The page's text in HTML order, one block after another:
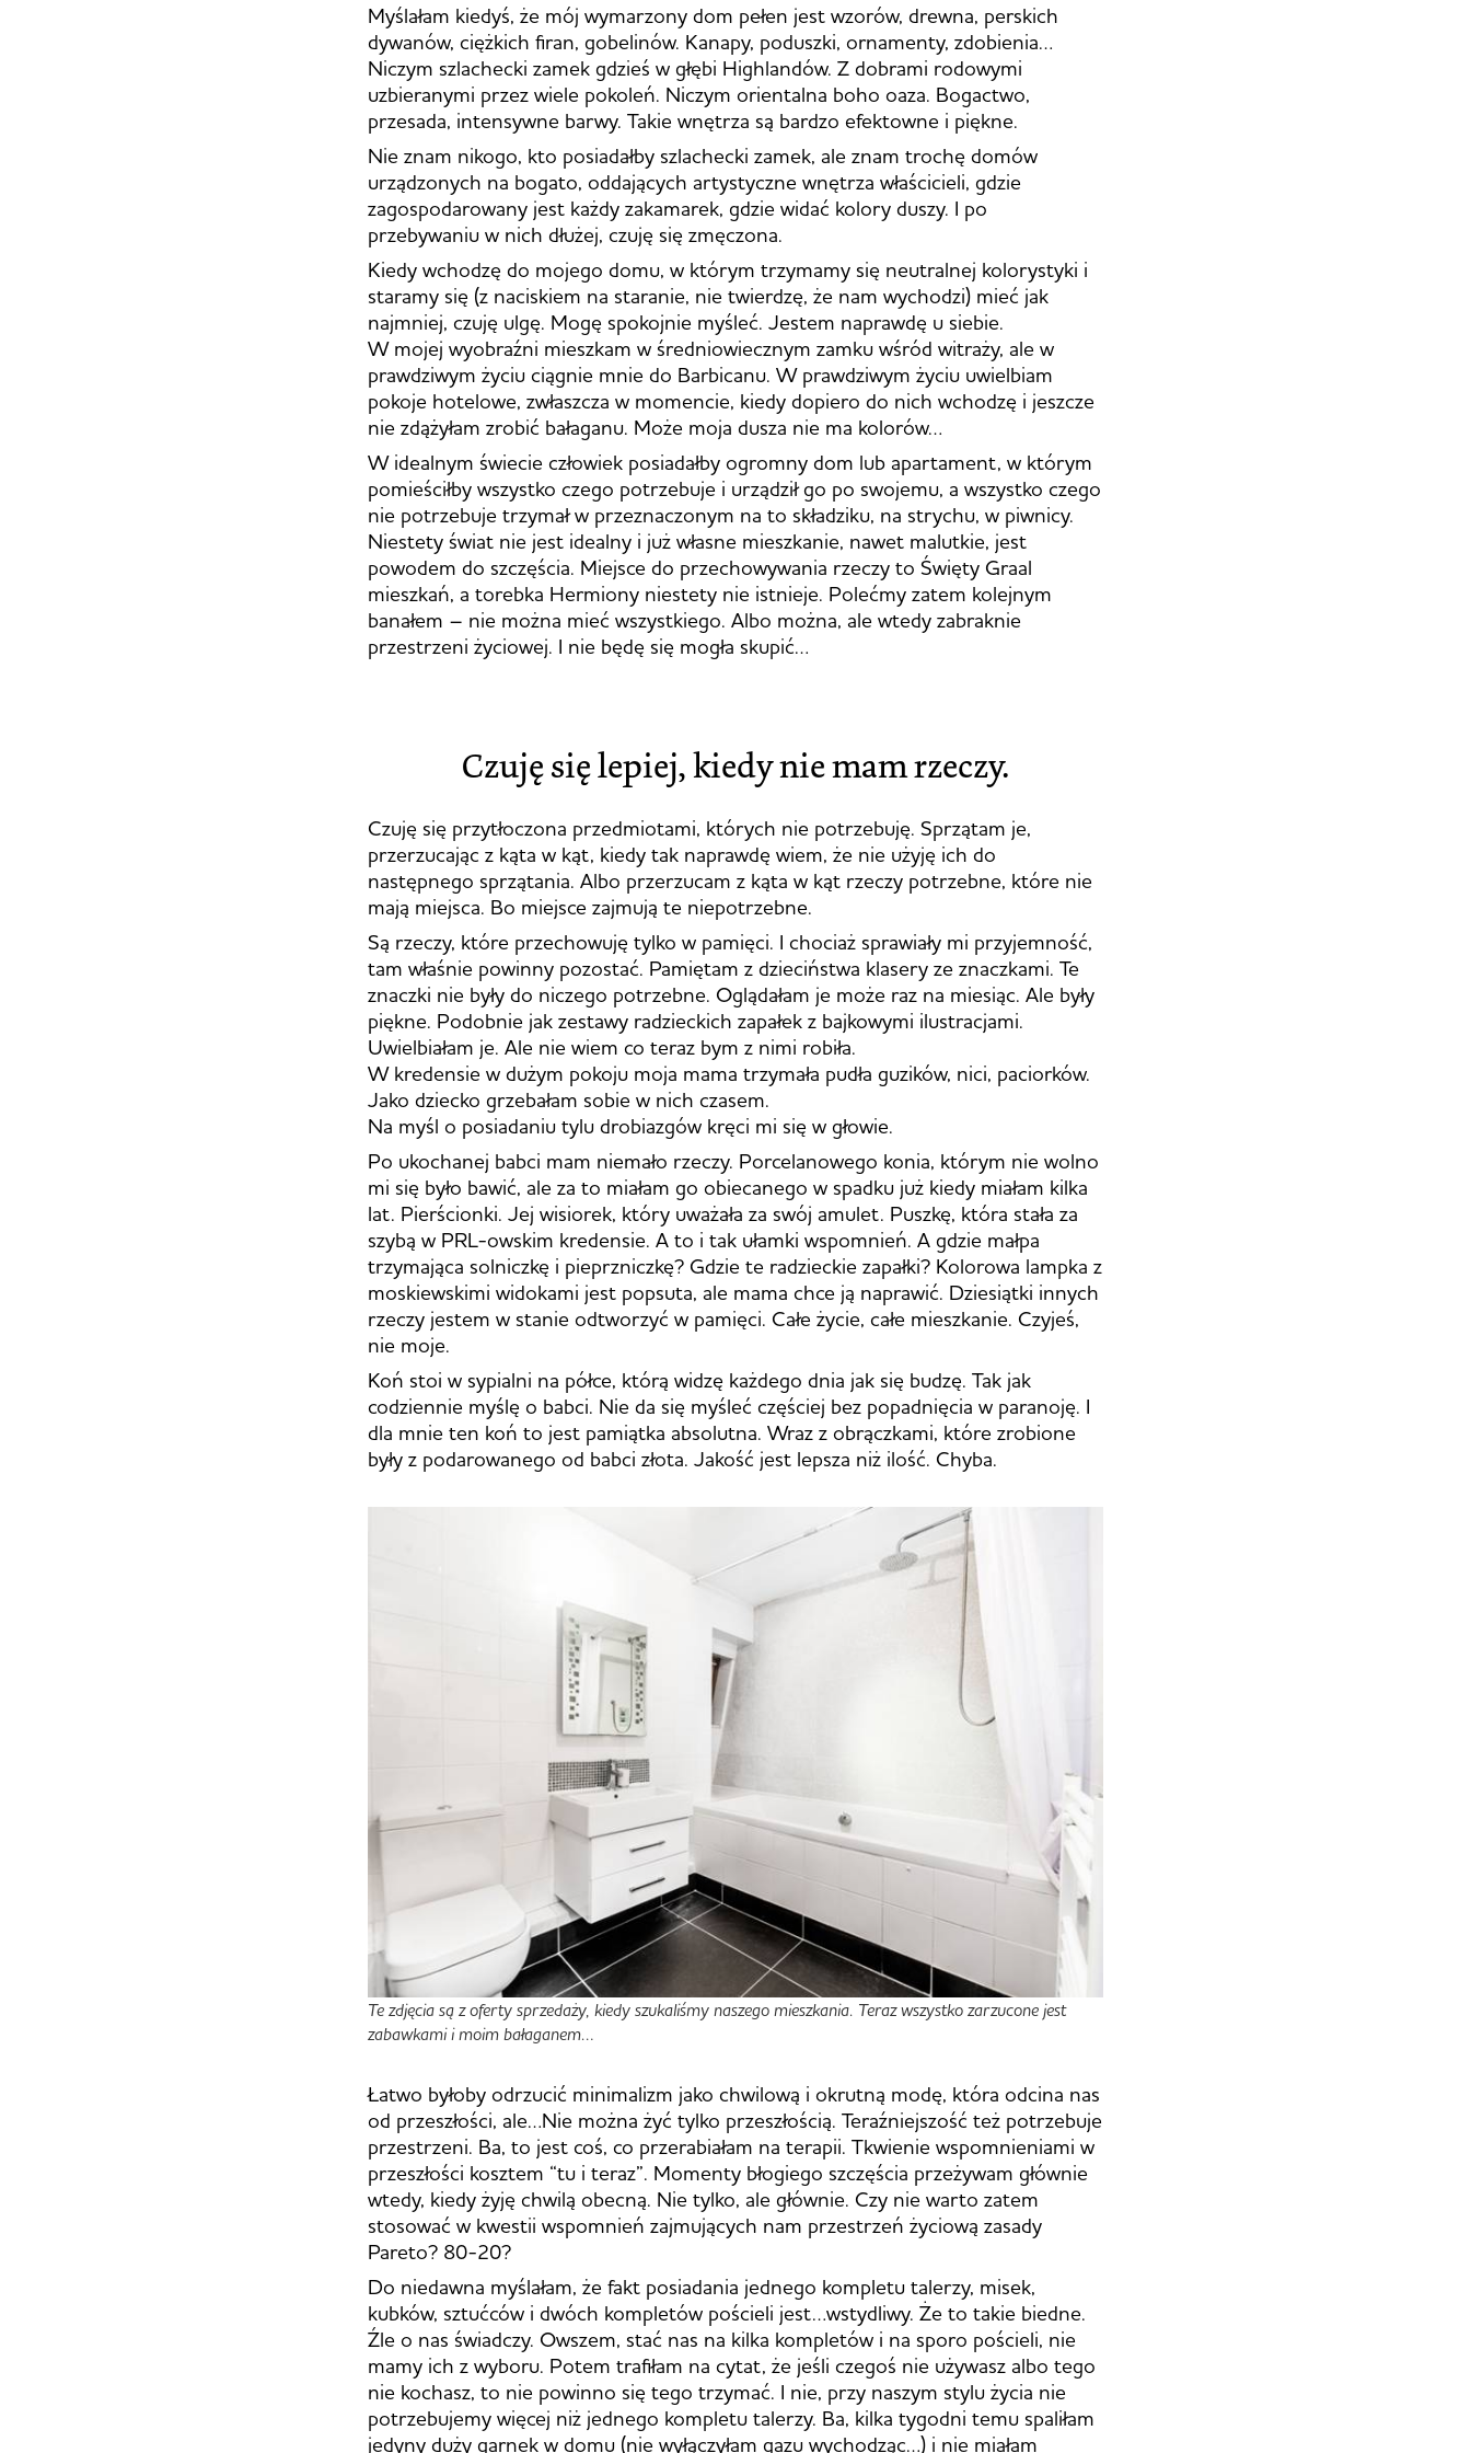
Myślałam kiedyś, że mój wymarzony dom pełen jest wzorów, drewna, perskich
dywanów, ciężkich firan, gobelinów. Kanapy, poduszki, ornamenty, zdobienia…
Niczym szlachecki zamek gdzieś w głębi Highlandów. Z dobrami rodowymi
uzbieranymi przez wiele pokoleń. Niczym orientalna boho oaza. Bogactwo,
przesada, intensywne barwy. Takie wnętrza są bardzo efektowne i piękne.
Nie znam nikogo, kto posiadałby szlachecki zamek, ale znam trochę domów
urządzonych na bogato, oddających artystyczne wnętrza właścicieli, gdzie
zagospodarowany jest każdy zakamarek, gdzie widać kolory duszy. I po
przebywaniu w nich dłużej, czuję się zmęczona.
Kiedy wchodzę do mojego domu, w którym trzymamy się neutralnej kolorystyki i
staramy się (z naciskiem na staranie, nie twierdzę, że nam wychodzi) mieć jak
najmniej, czuję ulgę. Mogę spokojnie myśleć. Jestem naprawdę u siebie.
W mojej wyobraźni mieszkam w średniowiecznym zamku wśród witraży, ale w
prawdziwym życiu ciągnie mnie do Barbicanu. W prawdziwym życiu uwielbiam
pokoje hotelowe, zwłaszcza w momencie, kiedy dopiero do nich wchodzę i jeszcze
nie zdążyłam zrobić bałaganu. Może moja dusza nie ma kolorów…
W idealnym świecie człowiek posiadałby ogromny dom lub apartament, w którym
pomieściłby wszystko czego potrzebuje i urządził go po swojemu, a wszystko czego
nie potrzebuje trzymał w przeznaczonym na to składziku, na strychu, w piwnicy.
Niestety świat nie jest idealny i już własne mieszkanie, nawet malutkie, jest
powodem do szczęścia. Miejsce do przechowywania rzeczy to Święty Graal
mieszkań, a torebka Hermiony niestety nie istnieje. Polećmy zatem kolejnym
banałem – nie można mieć wszystkiego. Albo można, ale wtedy zabraknie
przestrzeni życiowej. I nie będę się mogła skupić…
Czuję się lepiej, kiedy nie mam rzeczy.
Czuję się przytłoczona przedmiotami, których nie potrzebuję. Sprzątam je,
przerzucając z kąta w kąt, kiedy tak naprawdę wiem, że nie użyję ich do
następnego sprzątania. Albo przerzucam z kąta w kąt rzeczy potrzebne, które nie
mają miejsca. Bo miejsce zajmują te niepotrzebne.
Są rzeczy, które przechowuję tylko w pamięci. I chociaż sprawiały mi przyjemność,
tam właśnie powinny pozostać. Pamiętam z dzieciństwa klasery ze znaczkami. Te
znaczki nie były do niczego potrzebne. Oglądałam je może raz na miesiąc. Ale były
piękne. Podobnie jak zestawy radzieckich zapałek z bajkowymi ilustracjami.
Uwielbiałam je. Ale nie wiem co teraz bym z nimi robiła.
W kredensie w dużym pokoju moja mama trzymała pudła guzików, nici, paciorków.
Jako dziecko grzebałam sobie w nich czasem.
Na myśl o posiadaniu tylu drobiazgów kręci mi się w głowie.
Po ukochanej babci mam niemało rzeczy. Porcelanowego konia, którym nie wolno
mi się było bawić, ale za to miałam go obiecanego w spadku już kiedy miałam kilka
lat. Pierścionki. Jej wisiorek, który uważała za swój amulet. Puszkę, która stała za
szybą w PRL-owskim kredensie. A to i tak ułamki wspomnień. A gdzie małpa
trzymająca solniczkę i pieprzniczkę? Gdzie te radzieckie zapałki? Kolorowa lampka z
moskiewskimi widokami jest popsuta, ale mama chce ją naprawić. Dziesiątki innych
rzeczy jestem w stanie odtworzyć w pamięci. Całe życie, całe mieszkanie. Czyjeś,
nie moje.
Koń stoi w sypialni na półce, którą widzę każdego dnia jak się budzę. Tak jak
codziennie myślę o babci. Nie da się myśleć częściej bez popadnięcia w paranoję. I
dla mnie ten koń to jest pamiątka absolutna. Wraz z obrączkami, które zrobione
były z podarowanego od babci złota. Jakość jest lepsza niż ilość. Chyba.
Te zdjęcia są z oferty sprzedaży, kiedy szukaliśmy naszego mieszkania. Teraz wszystko zarzucone jest
zabawkami i moim bałaganem…
Łatwo byłoby odrzucić minimalizm jako chwilową i okrutną modę, która odcina nas
od przeszłości, ale…Nie można żyć tylko przeszłością. Teraźniejszość też potrzebuje
przestrzeni. Ba, to jest coś, co przerabiałam na terapii. Tkwienie wspomnieniami w
przeszłości kosztem “tu i teraz”. Momenty błogiego szczęścia przeżywam głównie
wtedy, kiedy żyję chwilą obecną. Nie tylko, ale głównie. Czy nie warto zatem
stosować w kwestii wspomnień zajmujących nam przestrzeń życiową zasady
Pareto? 80-20?
Do niedawna myślałam, że fakt posiadania jednego kompletu talerzy, misek,
kubków, sztućców i dwóch kompletów pościeli jest…wstydliwy. Że to takie biedne.
Źle o nas świadczy. Owszem, stać nas na kilka kompletów i na sporo pościeli, nie
mamy ich z wyboru. Potem trafiłam na cytat, że jeśli czegoś nie używasz albo tego
nie kochasz, to nie powinno się tego trzymać. I nie, przy naszym stylu życia nie
potrzebujemy więcej niż jednego kompletu talerzy. Ba, kilka tygodni temu spaliłam
jedyny duży garnek w domu (nie wyłączyłam gazu wychodząc…) i nie miałam